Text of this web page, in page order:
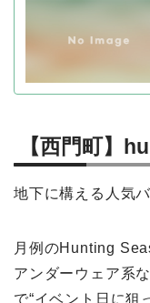
【西門町】
地下に構える人気バ
月例のHunting
アンダーウェア系
で“イベント日に狙